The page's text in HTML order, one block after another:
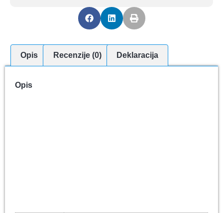
Opis Recenzije (0) Deklaracija
Opis